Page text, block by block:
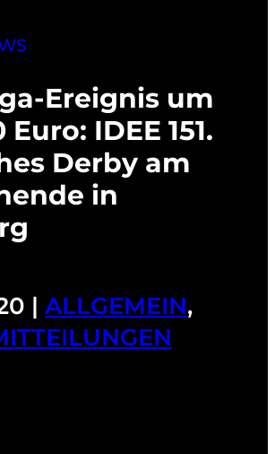
Ereignis um
IDEE 151.
Derby am
in
| ALLGEMEIN,